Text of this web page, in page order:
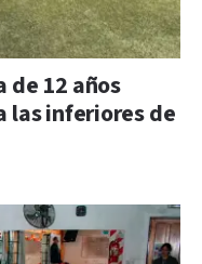
12 años
las inferiores de